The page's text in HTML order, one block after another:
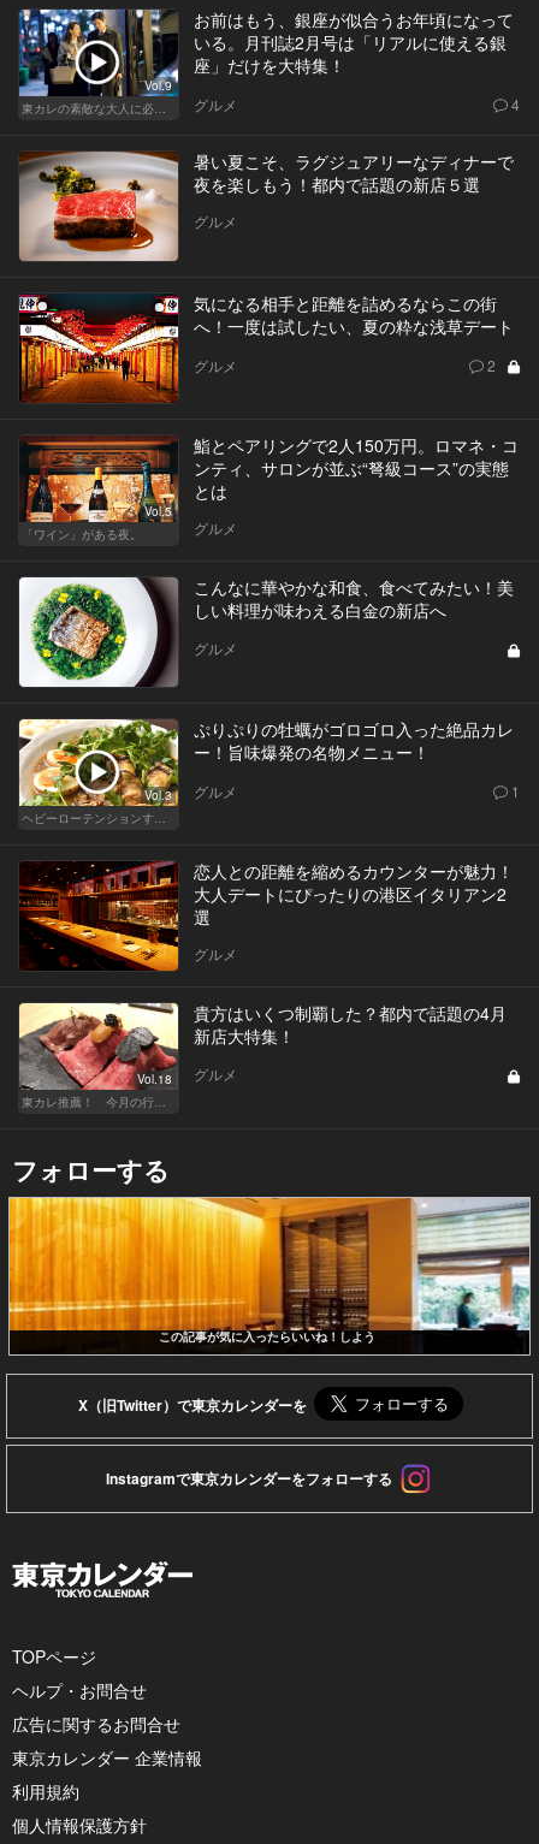
Vol.9
お前はもう、銀座が似合うお年頃になって
いる。月刊誌2月号は「リアルに使える銀
座」だけを大特集！
グルメ 4
暑い夏こそ、ラグジュアリーなディナーで
夜を楽しもう！都内で話題の新店５選
グルメ
気になる相手と距離を詰めるならこの街
へ！一度は試したい、夏の粋な浅草デート
グルメ 2
Vol.5
「ワイン」がある夜。
鮨とペアリングで2人150万円。ロマネ・コ
ンティ、サロンが並ぶ“弩級コース”の実態
とは
グルメ
こんなに華やかな和食、食べてみたい！美
しい料理が味わえる白金の新店へ
グルメ
Vol.3
ぷりぷりの牡蠣がゴロゴロ入った絶品カレ
ー！旨味爆発の名物メニュー！
グルメ 1
恋人との距離を縮めるカウンターが魅力！
大人デートにぴったりの港区イタリアン2
選
グルメ
Vol.18
貴方はいくつ制覇した？都内で話題の4月
新店大特集！
グルメ
フォローする
この記事が気に入ったらいいね！しよう
X（旧Twitter）で東京カレンダーを
Instagramで東京カレンダーをフォローする
TOPページ
ヘルプ・お問合せ
広告に関するお問合せ
東京カレンダー 企業情報
利用規約
個人情報保護方針